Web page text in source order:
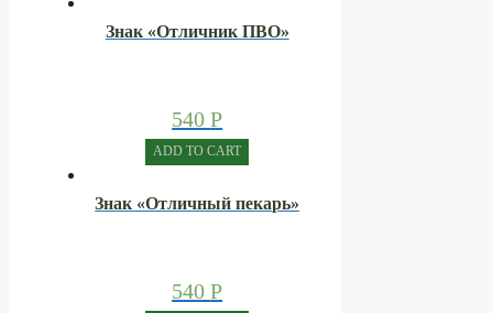
Знак «Отличник ПВО»
540Р
ADD TO CART
Знак «Отличный пекарь»
540Р